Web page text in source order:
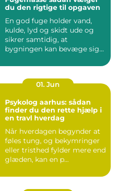
du den rigtige til opgaven
En god fuge holder vand,
kulde, lyd og skidt ude og
sikrer samtidig, at
bygningen kan bevæge sig
01. Jun
Psykolog aarhus: sådan
finder du den rette hjælp i
en travl hverdag
Når hverdagen begynder at
føles tung, og bekymringer
eller tristhed fylder mere end
glæden, kan en p...